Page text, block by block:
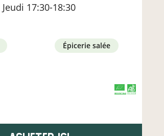
Jeudi 17:30-18:30
épicerie salée